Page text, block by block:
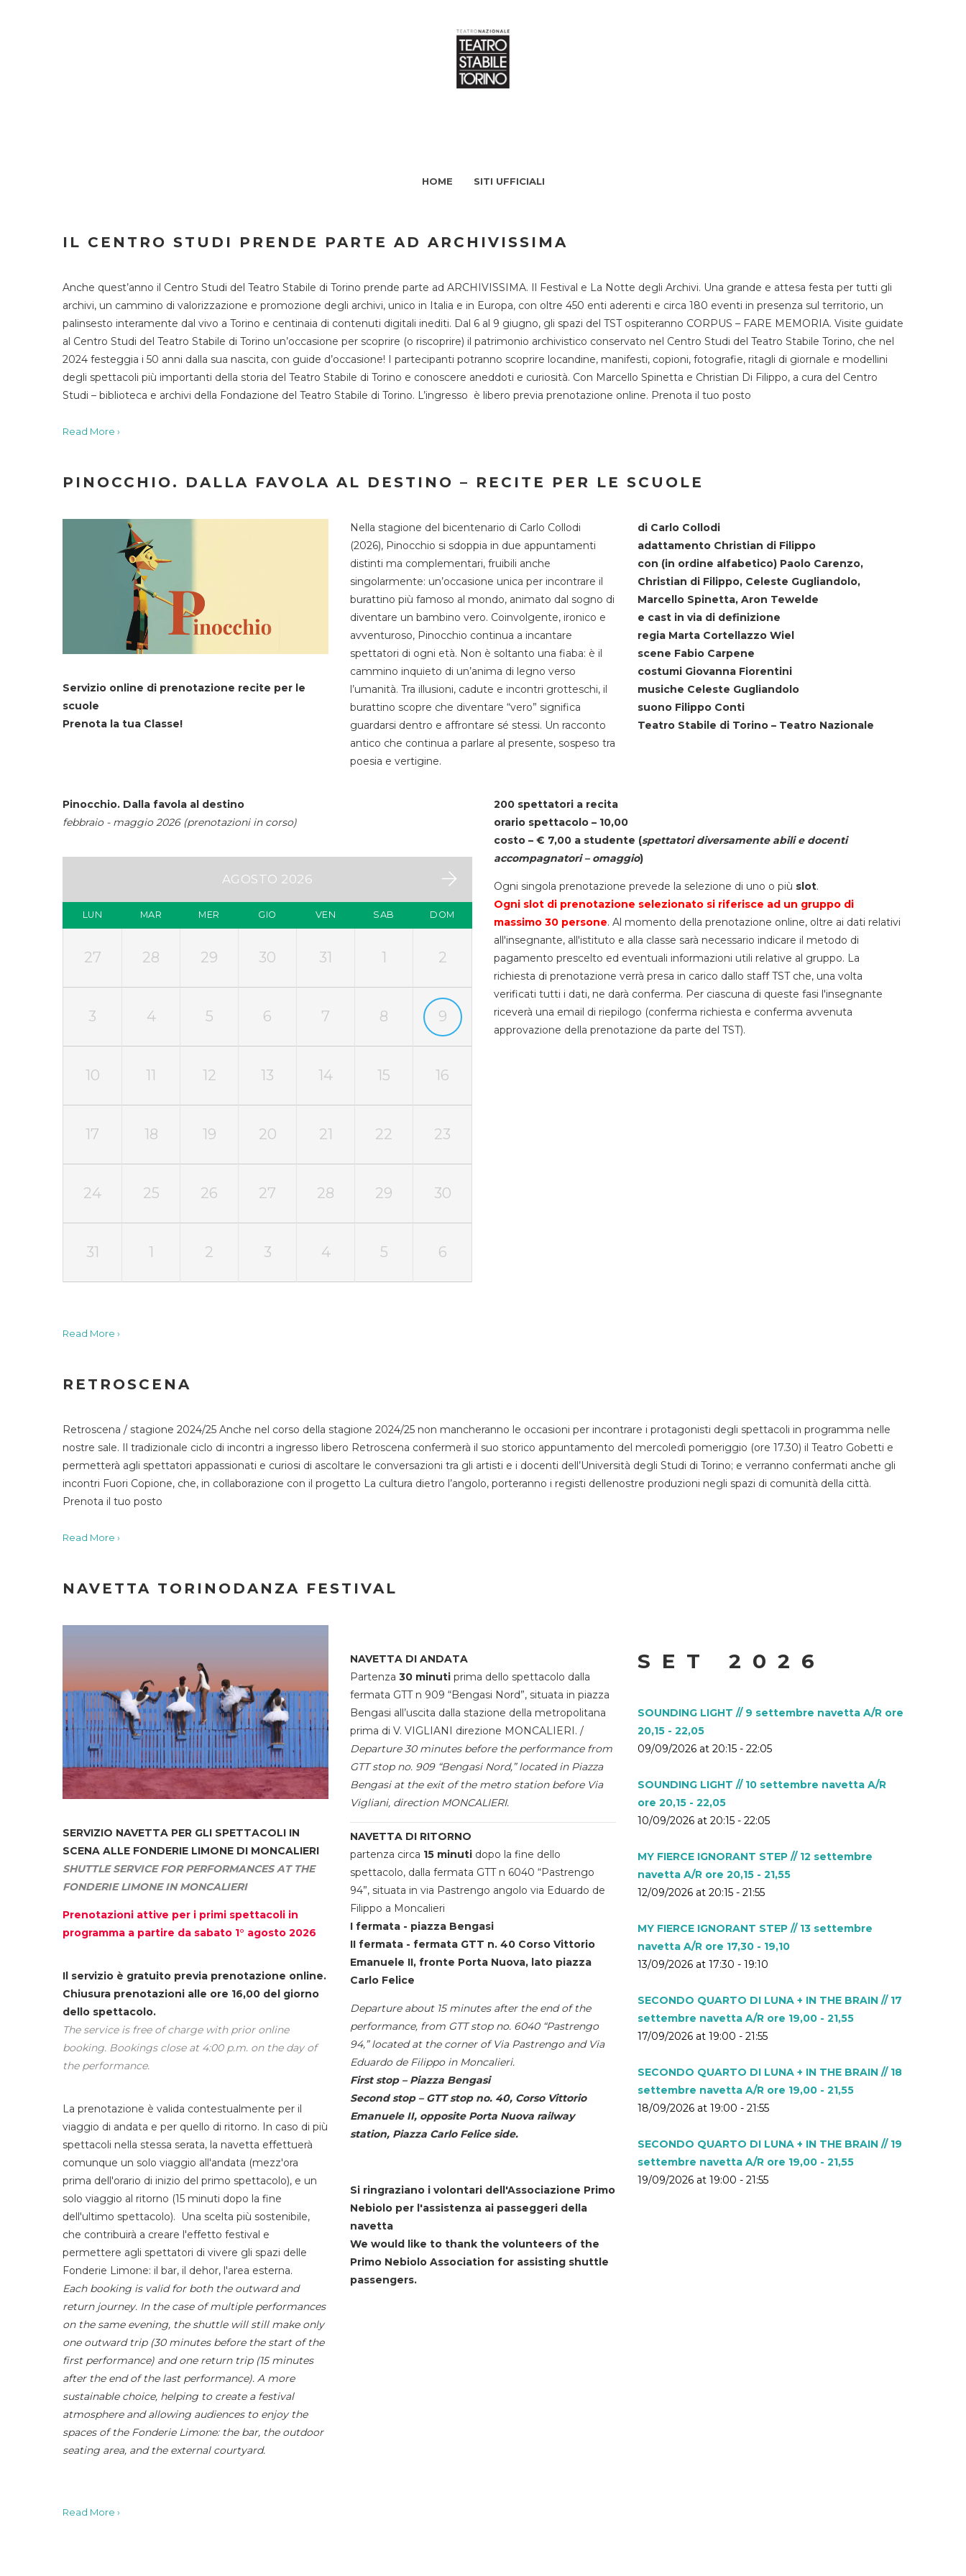
HOME SITI UFFICIALI
IL CENTRO STUDI PRENDE PARTE AD ARCHIVISSIMA
Anche quest’anno il Centro Studi del Teatro Stabile di Torino prende parte ad ARCHIVISSIMA. Il Festival e La Notte degli Archivi. Una grande e attesa festa per tutti gli
archivi, un cammino di valorizzazione e promozione degli archivi, unico in Italia e in Europa, con oltre 450 enti aderenti e circa 180 eventi in presenza sul territorio, un
palinsesto interamente dal vivo a Torino e centinaia di contenuti digitali inediti. Dal 6 al 9 giugno, gli spazi del TST ospiteranno CORPUS – FARE MEMORIA. Visite guidate
al Centro Studi del Teatro Stabile di Torino un’occasione per scoprire (o riscoprire) il patrimonio archivistico conservato nel Centro Studi del Teatro Stabile Torino, che nel
2024 festeggia i 50 anni dalla sua nascita, con guide d’occasione! I partecipanti potranno scoprire locandine, manifesti, copioni, fotografie, ritagli di giornale e modellini
degli spettacoli più importanti della storia del Teatro Stabile di Torino e conoscere aneddoti e curiosità. Con Marcello Spinetta e Christian Di Filippo, a cura del Centro
Studi – biblioteca e archivi della Fondazione del Teatro Stabile di Torino. L’ingresso è libero previa prenotazione online. Prenota il tuo posto
Read More ›
PINOCCHIO. DALLA FAVOLA AL DESTINO – RECITE PER LE SCUOLE
Servizio online di prenotazione recite per le
scuole
Prenota la tua Classe!
Nella stagione del bicentenario di Carlo Collodi
(2026), Pinocchio si sdoppia in due appuntamenti
distinti ma complementari, fruibili anche
singolarmente: un’occasione unica per incontrare il
burattino più famoso al mondo, animato dal sogno di
diventare un bambino vero. Coinvolgente, ironico e
avventuroso, Pinocchio continua a incantare
spettatori di ogni età. Non è soltanto una fiaba: è il
cammino inquieto di un’anima di legno verso
l’umanità. Tra illusioni, cadute e incontri grotteschi, il
burattino scopre che diventare “vero” significa
guardarsi dentro e affrontare sé stessi. Un racconto
antico che continua a parlare al presente, sospeso tra
poesia e vertigine.
di Carlo Collodi
adattamento Christian di Filippo
con (in ordine alfabetico) Paolo Carenzo,
Christian di Filippo, Celeste Gugliandolo,
Marcello Spinetta, Aron Tewelde
e cast in via di definizione
regia Marta Cortellazzo Wiel
scene Fabio Carpene
costumi Giovanna Fiorentini
musiche Celeste Gugliandolo
suono Filippo Conti
Teatro Stabile di Torino – Teatro Nazionale
Pinocchio. Dalla favola al destino
febbraio - maggio 2026 (prenotazioni in corso)
AGOSTO 2026
LUN MAR MER GIO VEN SAB DOM
27 28 29 30 31 1 2
3 4 5 6 7 8 9
10 11 12 13 14 15 16
17 18 19 20 21 22 23
24 25 26 27 28 29 30
31 1 2 3 4 5 6
200 spettatori a recita
orario spettacolo – 10,00
costo – € 7,00 a studente (spettatori diversamente abili e docenti
accompagnatori – omaggio)
Ogni singola prenotazione prevede la selezione di uno o più slot.
Ogni slot di prenotazione selezionato si riferisce ad un gruppo di
massimo 30 persone. Al momento della prenotazione online, oltre ai dati relativi
all'insegnante, all'istituto e alla classe sarà necessario indicare il metodo di
pagamento prescelto ed eventuali informazioni utili relative al gruppo. La
richiesta di prenotazione verrà presa in carico dallo staff TST che, una volta
verificati tutti i dati, ne darà conferma. Per ciascuna di queste fasi l'insegnante
riceverà una email di riepilogo (conferma richiesta e conferma avvenuta
approvazione della prenotazione da parte del TST).
Read More ›
RETROSCENA
Retroscena / stagione 2024/25 Anche nel corso della stagione 2024/25 non mancheranno le occasioni per incontrare i protagonisti degli spettacoli in programma nelle
nostre sale. Il tradizionale ciclo di incontri a ingresso libero Retroscena confermerà il suo storico appuntamento del mercoledì pomeriggio (ore 17.30) il Teatro Gobetti e
permetterà agli spettatori appassionati e curiosi di ascoltare le conversazioni tra gli artisti e i docenti dell’Università degli Studi di Torino; e verranno confermati anche gli
incontri Fuori Copione, che, in collaborazione con il progetto La cultura dietro l’angolo, porteranno i registi dellenostre produzioni negli spazi di comunità della città.
Prenota il tuo posto
Read More ›
NAVETTA TORINODANZA FESTIVAL
SERVIZIO NAVETTA PER GLI SPETTACOLI IN
SCENA ALLE FONDERIE LIMONE DI MONCALIERI
SHUTTLE SERVICE FOR PERFORMANCES AT THE
FONDERIE LIMONE IN MONCALIERI
Prenotazioni attive per i primi spettacoli in
programma a partire da sabato 1° agosto 2026
Il servizio è gratuito previa prenotazione online.
Chiusura prenotazioni alle ore 16,00 del giorno
dello spettacolo.
The service is free of charge with prior online
booking. Bookings close at 4:00 p.m. on the day of
the performance.
La prenotazione è valida contestualmente per il
viaggio di andata e per quello di ritorno. In caso di più
spettacoli nella stessa serata, la navetta effettuerà
comunque un solo viaggio all'andata (mezz'ora
prima dell'orario di inizio del primo spettacolo), e un
solo viaggio al ritorno (15 minuti dopo la fine
dell'ultimo spettacolo). Una scelta più sostenibile,
che contribuirà a creare l'effetto festival e
permettere agli spettatori di vivere gli spazi delle
Fonderie Limone: il bar, il dehor, l'area esterna.
Each booking is valid for both the outward and
return journey. In the case of multiple performances
on the same evening, the shuttle will still make only
one outward trip (30 minutes before the start of the
first performance) and one return trip (15 minutes
after the end of the last performance). A more
sustainable choice, helping to create a festival
atmosphere and allowing audiences to enjoy the
spaces of the Fonderie Limone: the bar, the outdoor
seating area, and the external courtyard.
NAVETTA DI ANDATA
Partenza 30 minuti prima dello spettacolo dalla
fermata GTT n 909 “Bengasi Nord”, situata in piazza
Bengasi all’uscita dalla stazione della metropolitana
prima di V. VIGLIANI direzione MONCALIERI. /
Departure 30 minutes before the performance from
GTT stop no. 909 “Bengasi Nord,” located in Piazza
Bengasi at the exit of the metro station before Via
Vigliani, direction MONCALIERI.
NAVETTA DI RITORNO
partenza circa 15 minuti dopo la fine dello
spettacolo, dalla fermata GTT n 6040 “Pastrengo
94”, situata in via Pastrengo angolo via Eduardo de
Filippo a Moncalieri
I fermata - piazza Bengasi
II fermata - fermata GTT n. 40 Corso Vittorio
Emanuele II, fronte Porta Nuova, lato piazza
Carlo Felice
Departure about 15 minutes after the end of the
performance, from GTT stop no. 6040 “Pastrengo
94,” located at the corner of Via Pastrengo and Via
Eduardo de Filippo in Moncalieri.
First stop – Piazza Bengasi
Second stop – GTT stop no. 40, Corso Vittorio
Emanuele II, opposite Porta Nuova railway
station, Piazza Carlo Felice side.
Si ringraziano i volontari dell'Associazione Primo
Nebiolo per l'assistenza ai passeggeri della
navetta
We would like to thank the volunteers of the
Primo Nebiolo Association for assisting shuttle
passengers.
SET 2026
SOUNDING LIGHT // 9 settembre navetta A/R ore
20,15 - 22,05
09/09/2026 at 20:15 - 22:05
SOUNDING LIGHT // 10 settembre navetta A/R
ore 20,15 - 22,05
10/09/2026 at 20:15 - 22:05
MY FIERCE IGNORANT STEP // 12 settembre
navetta A/R ore 20,15 - 21,55
12/09/2026 at 20:15 - 21:55
MY FIERCE IGNORANT STEP // 13 settembre
navetta A/R ore 17,30 - 19,10
13/09/2026 at 17:30 - 19:10
SECONDO QUARTO DI LUNA + IN THE BRAIN // 17
settembre navetta A/R ore 19,00 - 21,55
17/09/2026 at 19:00 - 21:55
SECONDO QUARTO DI LUNA + IN THE BRAIN // 18
settembre navetta A/R ore 19,00 - 21,55
18/09/2026 at 19:00 - 21:55
SECONDO QUARTO DI LUNA + IN THE BRAIN // 19
settembre navetta A/R ore 19,00 - 21,55
19/09/2026 at 19:00 - 21:55
Read More ›